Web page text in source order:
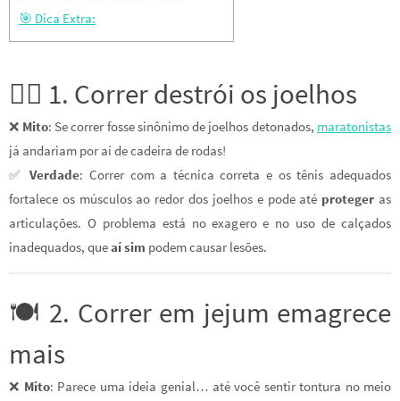
🎯 Dica Extra:
🏃‍♂️ 1. Correr destrói os joelhos
❌ Mito: Se correr fosse sinônimo de joelhos detonados, maratonistas
já andariam por aí de cadeira de rodas!
✅Verdade: Correr com a técnica correta e os tênis adequados
fortalece os músculos ao redor dos joelhos e pode até proteger as
articulações. O problema está no exagero e no uso de calçados
inadequados, queaí sim podem causar lesões.
🍽️ 2. Correr em jejum emagrece
mais
❌ Mito: Parece uma ideia genial… até você sentir tontura no meio